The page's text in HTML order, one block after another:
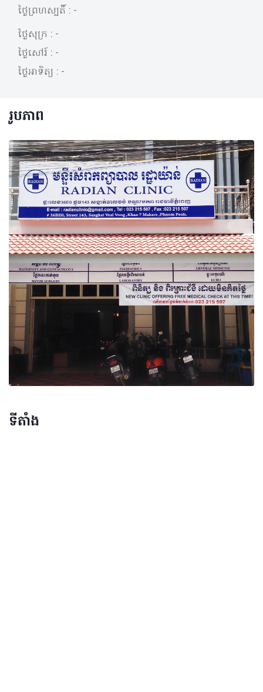
ថ្ងៃព្រហស្បតិ៍ : -
ថ្ងៃសុក្រ : -
ថ្ងៃសៅរ៍ : -
ថ្ងៃអាទិត្យ : -
រូបភាព
ទីតាំង